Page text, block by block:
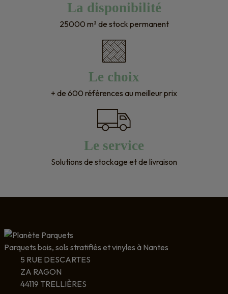
La disponibilité
25000 m² de stock permanent
Le choix
+ de 600 références au meilleur prix
Le service
Solutions de stockage et de livraison
Parquets bois, sols stratifiés et vinyles à Nantes
5 RUE DESCARTES
ZA RAGON
44119 TRELLIÈRES